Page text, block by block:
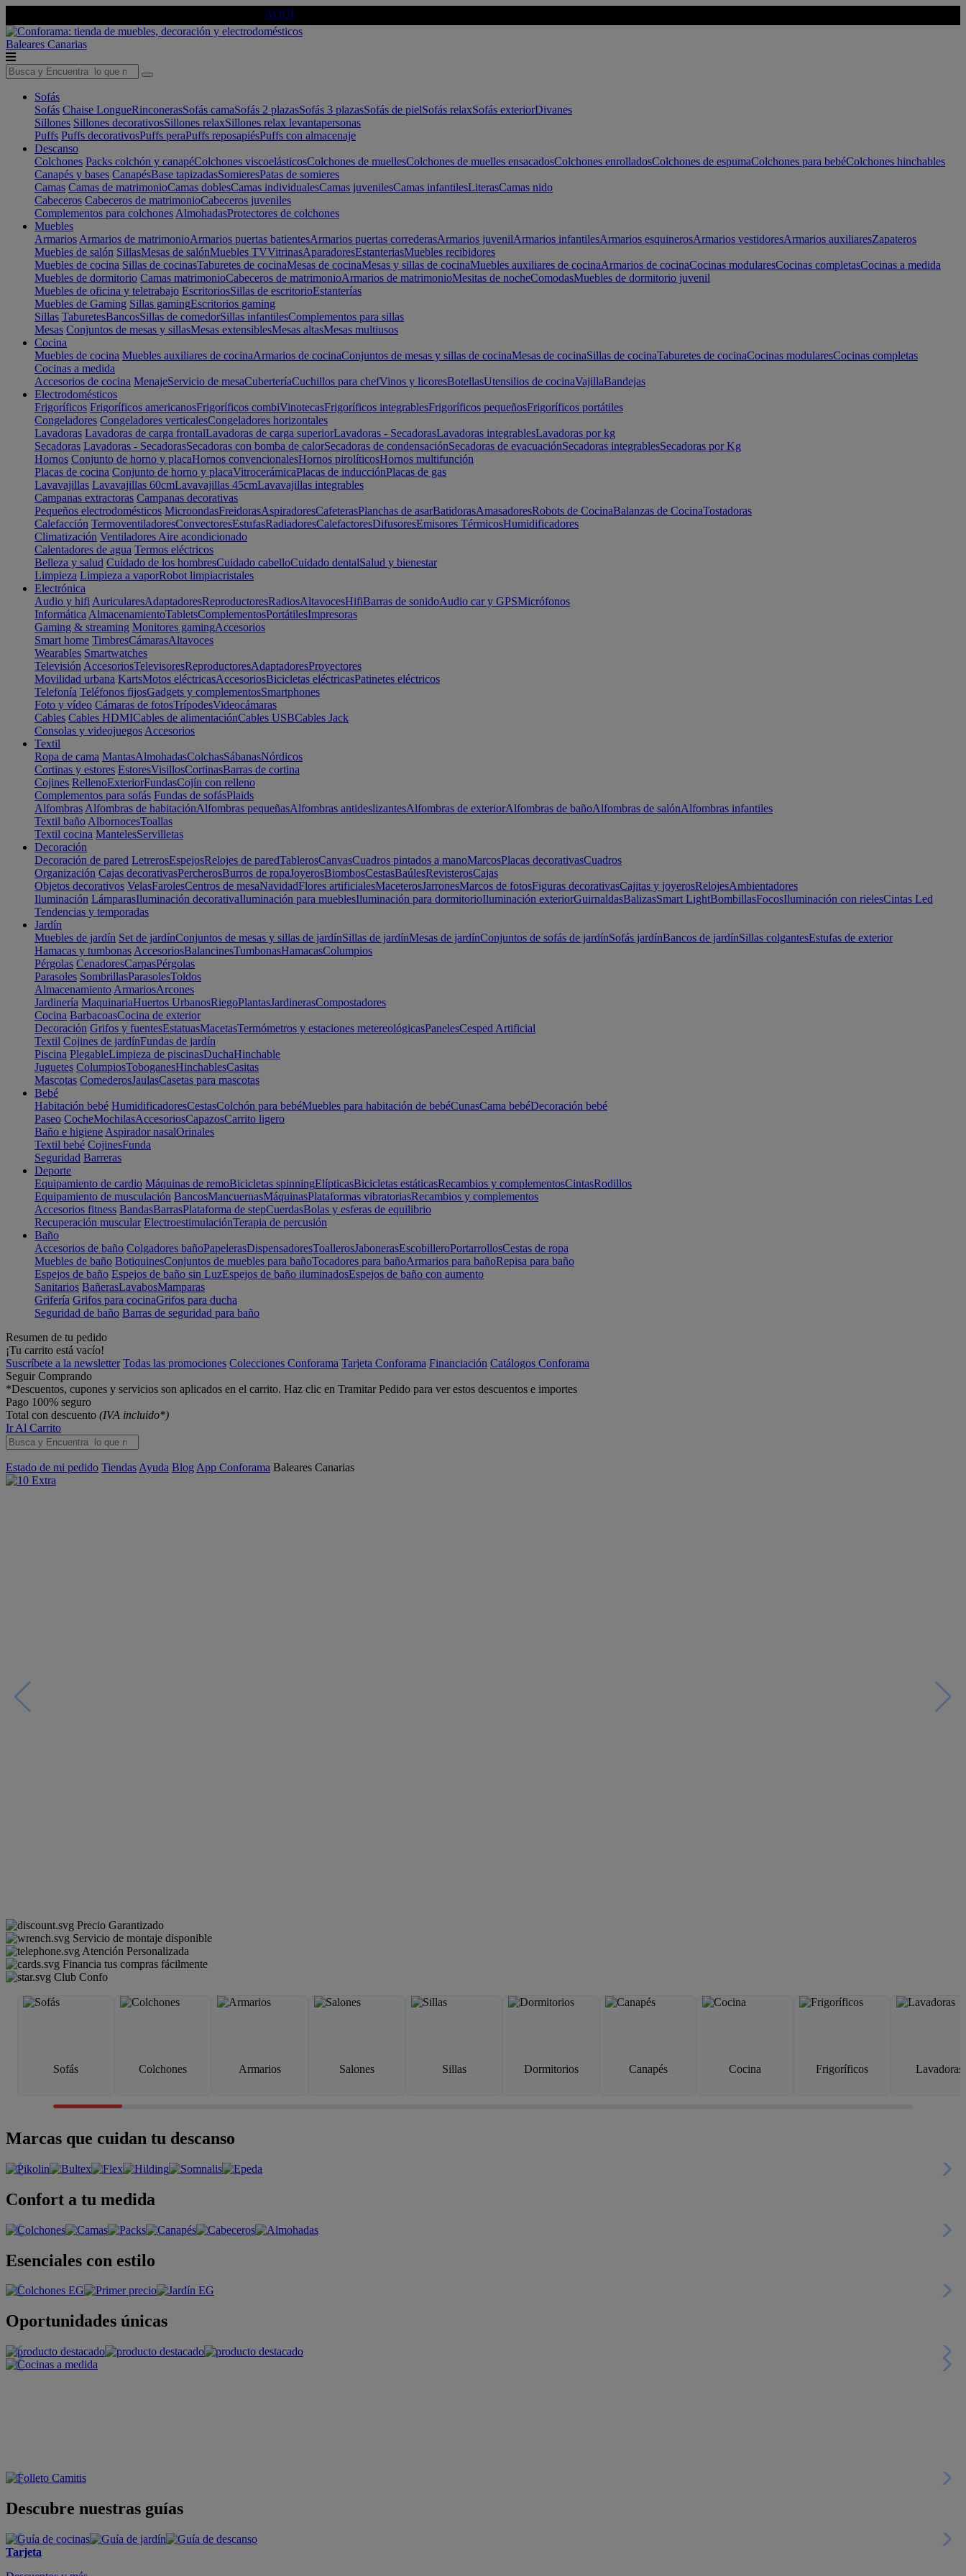
AQUÍ
Baleares Canarias
Sofás
Sofás Chaise LongueRinconerasSofás camaSofás 2 plazasSofás 3 plazasSofás de pielSofás relaxSofás exteriorDivanes
Sillones Sillones decorativosSillones relaxSillones relax levantapersonas
Puffs Puffs decorativosPuffs peraPuffs reposapiésPuffs con almacenaje
Descanso
Colchones Packs colchón y canapéColchones viscoelásticosColchones de muellesColchones de muelles ensacadosColchones enrolladosColchones de espumaColchones para bebéColchones hinchables
Canapés y bases CanapésBase tapizadasSomieresPatas de somieres
Camas Camas de matrimonioCamas doblesCamas individualesCamas juvenilesCamas infantilesLiterasCamas nido
Cabeceros Cabeceros de matrimonioCabeceros juveniles
Complementos para colchones AlmohadasProtectores de colchones
Muebles
Armarios Armarios de matrimonioArmarios puertas batientesArmarios puertas correderasArmarios juvenilArmarios infantilesArmarios esquinerosArmarios vestidoresArmarios auxiliaresZapateros
Muebles de salón SillasMesas de salónMuebles TVVitrinasAparadoresEstanteriasMuebles recibidores
Muebles de cocina Sillas de cocinasTaburetes de cocinaMesas de cocinaMesas y sillas de cocinaMuebles auxiliares de cocinaArmarios de cocinaCocinas modularesCocinas completasCocinas a medida
Muebles de dormitorio Camas matrimonioCabeceros de matrimonioArmarios de matrimonioMesitas de nocheComodasMuebles de dormitorio juvenil
Muebles de oficina y teletrabajo EscritoriosSillas de escritorioEstanterías
Muebles de Gaming Sillas gamingEscritorios gaming
Sillas TaburetesBancosSillas de comedorSillas infantilesComplementos para sillas
Mesas Conjuntos de mesas y sillasMesas extensiblesMesas altasMesas multiusos
Cocina
Muebles de cocina Muebles auxiliares de cocinaArmarios de cocinaConjuntos de mesas y sillas de cocinaMesas de cocinaSillas de cocinaTaburetes de cocinaCocinas modularesCocinas completas
Cocinas a medida
Accesorios de cocina MenajeServicio de mesaCuberteríaCuchillos para chefVinos y licoresBotellasUtensilios de cocinaVajillaBandejas
Electrodomésticos
Frigoríficos Frigoríficos americanosFrigoríficos combiVinotecasFrigoríficos integrablesFrigoríficos pequeñosFrigoríficos portátiles
Congeladores Congeladores verticalesCongeladores horizontales
Lavadoras Lavadoras de carga frontalLavadoras de carga superiorLavadoras - SecadorasLavadoras integrablesLavadoras por kg
Secadoras Lavadoras - SecadorasSecadoras con bomba de calorSecadoras de condensaciónSecadoras de evacuaciónSecadoras integrablesSecadoras por Kg
Hornos Conjunto de horno y placaHornos convencionalesHornos pirolíticosHornos multifunción
Placas de cocina Conjunto de horno y placaVitrocerámicaPlacas de inducciónPlacas de gas
Lavavajillas Lavavajillas 60cmLavavajillas 45cmLavavajillas integrables
Campanas extractoras Campanas decorativas
Pequeños electrodomésticos MicroondasFreidorasAspiradoresCafeterasPlanchas de asarBatidorasAmasadoresRobots de CocinaBalanzas de CocinaTostadoras
Calefacción TermoventiladoresConvectoresEstufasRadiadoresCalefactoresDifusoresEmisores TérmicosHumidificadores
Climatización Ventiladores Aire acondicionado
Calentadores de agua Termos eléctricos
Belleza y salud Cuidado de los hombresCuidado cabelloCuidado dentalSalud y bienestar
Limpieza Limpieza a vaporRobot limpiacristales
Electrónica
Audio y hifi AuricularesAdaptadoresReproductoresRadiosAltavocesHifiBarras de sonidoAudio car y GPSMicrófonos
Informática AlmacenamientoTabletsComplementosPortátilesImpresoras
Gaming & streaming Monitores gamingAccesorios
Smart home TimbresCámarasAltavoces
Wearables Smartwatches
Televisión AccesoriosTelevisoresReproductoresAdaptadoresProyectores
Movilidad urbana KartsMotos eléctricasAccesoriosBicicletas eléctricasPatinetes eléctricos
Telefonía Teléfonos fijosGadgets y complementosSmartphones
Foto y vídeo Cámaras de fotosTrípodesVideocámaras
Cables Cables HDMICables de alimentaciónCables USBCables Jack
Consolas y videojuegos Accesorios
Textil
Ropa de cama MantasAlmohadasColchasSábanasNórdicos
Cortinas y estores EstoresVisillosCortinasBarras de cortina
Cojines RellenoExteriorFundasCojín con relleno
Complementos para sofás Fundas de sofásPlaids
Alfombras Alfombras de habitaciónAlfombras pequeñasAlfombras antideslizantesAlfombras de exteriorAlfombras de bañoAlfombras de salónAlfombras infantiles
Textil baño AlbornocesToallas
Textil cocina MantelesServilletas
Decoración
Decoración de pared LetrerosEspejosRelojes de paredTablerosCanvasCuadros pintados a manoMarcosPlacas decorativasCuadros
Organización Cajas decorativasPercherosBurros de ropaJoyerosBiombosCestasBaúlesRevisterosCajas
Objetos decorativos VelasFarolesCentros de mesaNavidadFlores artificialesMaceterosJarronesMarcos de fotosFiguras decorativasCajitas y joyerosRelojesAmbientadores
Iluminación LámparasIluminación decorativaIluminación para mueblesIluminación para dormitorioIluminación exteriorGuirnaldasBalizasSmart LightBombillasFocosIluminación con rielesCintas Led
Tendencias y temporadas
Jardín
Muebles de jardín Set de jardínConjuntos de mesas y sillas de jardínSillas de jardínMesas de jardínConjuntos de sofás de jardínSofás jardínBancos de jardínSillas colgantesEstufas de exterior
Hamacas y tumbonas AccesoriosBalancinesTumbonasHamacasColumpios
Pérgolas CenadoresCarpasPérgolas
Parasoles SombrillasParasolesToldos
Almacenamiento ArmariosArcones
Jardinería MaquinariaHuertos UrbanosRiegoPlantasJardinerasCompostadores
Cocina BarbacoasCocina de exterior
Decoración Grifos y fuentesEstatuasMacetasTermómetros y estaciones metereológicasPanelesCesped Artificial
Textil Cojines de jardínFundas de jardín
Piscina PlegableLimpieza de piscinasDuchaHinchable
Juguetes ColumpiosToboganesHinchablesCasitas
Mascotas ComederosJaulasCasetas para mascotas
Bebé
Habitación bebé HumidificadoresCestasColchón para bebéMuebles para habitación de bebéCunasCama bebéDecoración bebé
Paseo CocheMochilasAccesoriosCapazosCarrito ligero
Baño e higiene Aspirador nasalOrinales
Textil bebé CojinesFunda
Seguridad Barreras
Deporte
Equipamiento de cardio Máquinas de remoBicicletas spinningElípticasBicicletas estáticasRecambios y complementosCintasRodillos
Equipamiento de musculación BancosMancuernasMáquinasPlataformas vibratoriasRecambios y complementos
Accesorios fitness BandasBarrasPlataforma de stepCuerdasBolas y esferas de equilibrio
Recuperación muscular ElectroestimulaciónTerapia de percusión
Baño
Accesorios de baño Colgadores bañoPapelerasDispensadoresToallerosJabonerasEscobilleroPortarrollosCestas de ropa
Muebles de baño BotiquinesConjuntos de muebles para bañoTocadores para bañoArmarios para bañoRepisa para baño
Espejos de baño Espejos de baño sin LuzEspejos de baño iluminadosEspejos de baño con aumento
Sanitarios BañerasLavabosMamparas
Grifería Grifos para cocinaGrifos para ducha
Seguridad de baño Barras de seguridad para baño
Resumen de tu pedido
¡Tu carrito está vacío!
Suscríbete a la newsletter Todas las promociones Colecciones Conforama Tarjeta Conforama Financiación Catálogos Conforama
Seguir Comprando
*Descuentos, cupones y servicios son aplicados en el carrito. Haz clic en Tramitar Pedido para ver estos descuentos e importes
Pago 100% seguro
Total con descuento (IVA incluido*)
Ir Al Carrito
Estado de mi pedido Tiendas Ayuda Blog App Conforama Baleares Canarias
Precio Garantizado
Servicio de montaje disponible
Atención Personalizada
Financia tus compras fácilmente
Club Confo
Sofás Colchones Armarios Salones Sillas Dormitorios Canapés Cocina Frigoríficos Lavadoras
Marcas que cuidan tu descanso
Confort a tu medida
Esenciales con estilo
Oportunidades únicas
Descubre nuestras guías
Tarjeta